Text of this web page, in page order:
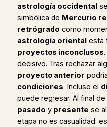
astrología occidentalse
simbólica de Mercurio
retrógrado como
astrología orientalesta
proyectos inconclusos.
decisivo. Tras rechazar
proyecto anterior
condiciones. Incluso el
puede regresar. Al final
pasado y presente se
etapa no es casualidad: